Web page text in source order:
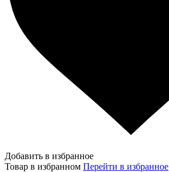
Добавить в избранное
Товар в избранном Перейти в избранное